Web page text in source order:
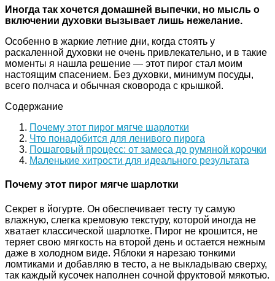
Иногда так хочется домашней выпечки, но мысль о
включении духовки вызывает лишь нежелание.
Особенно в жаркие летние дни, когда стоять у
раскаленной духовки не очень привлекательно, и в такие
моменты я нашла решение — этот пирог стал моим
настоящим спасением. Без духовки, минимум посуды,
всего полчаса и обычная сковорода с крышкой.
Содержание
Почему этот пирог мягче шарлотки
Что понадобится для ленивого пирога
Пошаговый процесс: от замеса до румяной корочки
Маленькие хитрости для идеального результата
Почему этот пирог мягче шарлотки
Секрет в йогурте. Он обеспечивает тесту ту самую
влажную, слегка кремовую текстуру, которой иногда не
хватает классической шарлотке. Пирог не крошится, не
теряет свою мягкость на второй день и остается нежным
даже в холодном виде. Яблоки я нарезаю тонкими
ломтиками и добавляю в тесто, а не выкладываю сверху,
так каждый кусочек наполнен сочной фруктовой мякотью.